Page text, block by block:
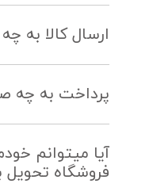
ارسال کالا به
پرداخت به چه
آیا میتوانم
فروشگاه تحویل